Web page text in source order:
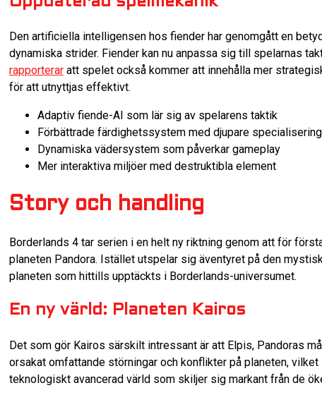
Den artificiella intelligensen hos fiender har genomgått en
dynamiska strider. Fiender kan nu anpassa sig till spelarnas
rapporterar att spelet också kommer att innehålla mer
för att utnyttjas effektivt.
Adaptiv fiende-AI som lär sig av spelarens taktik
Förbättrade färdighetssystem med djupare
Dynamiska vädersystem som påverkar gameplay
Mer interaktiva miljöer med destruktibla element
Story och handling
Borderlands 4 tar serien i en helt ny riktning genom att för
planeten Pandora. Istället utspelar sig äventyret på den
planeten som hittills upptäckts i Borderlands-universumet.
En ny värld: Planeten Kairos
Det som gör Kairos särskilt intressant är att Elpis, Pandoras
orsakat omfattande störningar och konflikter på planeten,
teknologiskt avancerad värld som skiljer sig markant från de